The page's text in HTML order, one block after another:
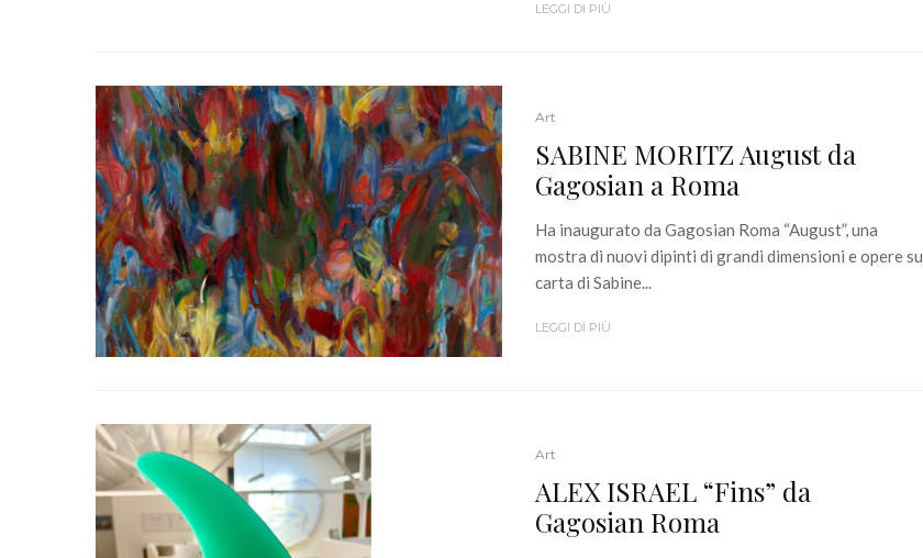
LEGGI DI PIÙ
Art
SABINE MORITZ August da
Gagosian a Roma
Ha inaugurato da Gagosian Roma “August”, una
mostra di nuovi dipinti di grandi dimensioni e opere su
carta di Sabine...
LEGGI DI PIÙ
Art
ALEX ISRAEL “Fins” da
Gagosian Roma